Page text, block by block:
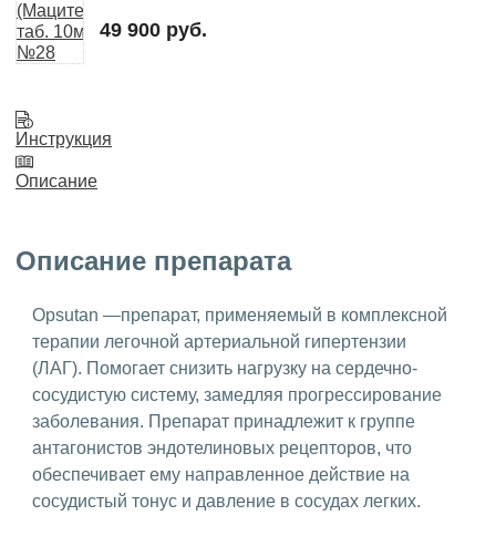
49 900 руб.
Инструкция
Описание
Описание препарата
Opsutan —препарат, применяемый в комплексной
терапии легочной артериальной гипертензии
(ЛАГ). Помогает снизить нагрузку на сердечно-
сосудистую систему, замедляя прогрессирование
заболевания. Препарат принадлежит к группе
антагонистов эндотелиновых рецепторов, что
обеспечивает ему направленное действие на
сосудистый тонус и давление в сосудах легких.